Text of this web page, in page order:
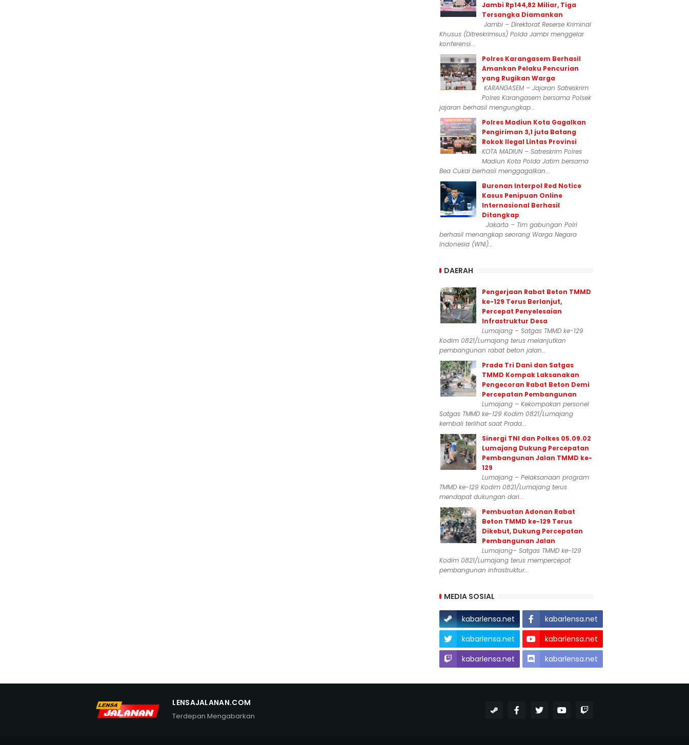
Jambi Rp144,82 Miliar, Tiga
Tersangka Diamankan
Jambi – Direktorat Reserse Kriminal
Khusus (Ditreskrimsus) Polda Jambi menggelar
konferensi...
Polres Karangasem Berhasil
Amankan Pelaku Pencurian
yang Rugikan Warga
KARANGASEM – Jajaran Satreskrim
Polres Karangasem bersama Polsek
jajaran berhasil mengungkap...
Polres Madiun Kota Gagalkan
Pengiriman 3,1 juta Batang
Rokok Ilegal Lintas Provinsi
KOTA MADIUN – Satreskrim Polres
Madiun Kota Polda Jatim bersama
Bea Cukai berhasil menggagalkan...
Buronan Interpol Red Notice
Kasus Penipuan Online
Internasional Berhasil
Ditangkap
Jakarta – Tim gabungan Polri
berhasil menangkap seorang Warga Negara
Indonesia (WNI)...
DAERAH
Pengerjaan Rabat Beton TMMD
ke-129 Terus Berlanjut,
Percepat Penyelesaian
Infrastruktur Desa
Lumajang – Satgas TMMD ke-129
Kodim 0821/Lumajang terus melanjutkan
pembangunan rabat beton jalan...
Prada Tri Dani dan Satgas
TMMD Kompak Laksanakan
Pengecoran Rabat Beton Demi
Percepatan Pembangunan
Lumajang – Kekompakan personel
Satgas TMMD ke-129 Kodim 0821/Lumajang
kembali terlihat saat Prada...
Sinergi TNI dan Polkes 05.09.02
Lumajang Dukung Percepatan
Pembangunan Jalan TMMD ke-
129
Lumajang – Pelaksanaan program
TMMD ke-129 Kodim 0821/Lumajang terus
mendapat dukungan dari...
Pembuatan Adonan Rabat
Beton TMMD ke-129 Terus
Dikebut, Dukung Percepatan
Pembangunan Jalan
Lumajang– Satgas TMMD ke-129
Kodim 0821/Lumajang terus mempercepat
pembangunan infrastruktur...
MEDIA SOSIAL
kabarlensa.net
kabarlensa.net
kabarlensa.net
kabarlensa.net
kabarlensa.net
kabarlensa.net
LENSAJALANAN.COM
Terdepan Mengabarkan